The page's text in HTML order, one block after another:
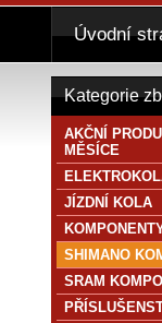
Kategorie
AKČNÍ
MĚSÍCE
JÍZDNÍ KOLA
SHIMANO
SRAM
Úvodní